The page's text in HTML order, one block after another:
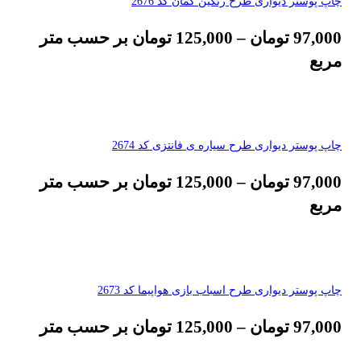
97,000 تومان –
125,000 تومان بر حسب متر
مربع
چاپ پوستر دیواری طرح سیاره ی فانتزی کد 2674
97,000 تومان –
125,000 تومان بر حسب متر
مربع
چاپ پوستر دیواری طرح اسباب بازی هواپیما کد 2673
97,000 تومان –
125,000 تومان بر حسب متر